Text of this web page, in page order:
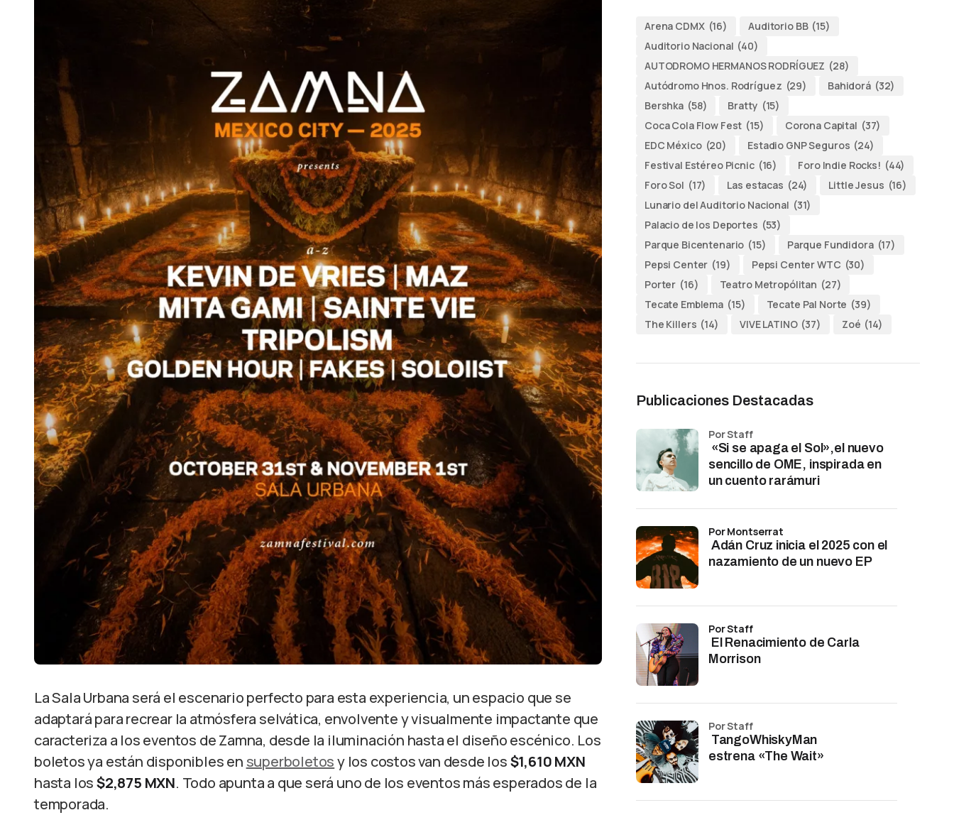
La Sala Urbana será el escenario perfecto para esta experiencia, un espacio que se
adaptará para recrear la atmósfera selvática, envolvente y visualmente impactante que
caracteriza a los eventos de Zamna, desde la iluminación hasta el diseño escénico. Los
boletos ya están disponibles en superboletosy los costos van desde los$1,610 MXN
hasta los$2,875 MXN. Todo apunta a que será uno de los eventos más esperados de la
temporada.
Arena CDMX (16) Auditorio BB (15)
Auditorio Nacional (40)
AUTODROMO HERMANOS RODRÍGUEZ (28)
Autódromo Hnos. Rodríguez (29) Bahidorá (32)
Bershka (58) Bratty (15)
Coca Cola Flow Fest (15) Corona Capital (37)
EDC México (20) Estadio GNP Seguros (24)
Festival Estéreo Picnic (16) Foro Indie Rocks! (44)
Foro Sol (17) Las estacas (24) Little Jesus (16)
Lunario del Auditorio Nacional (31)
Palacio de los Deportes (53)
Parque Bicentenario (15) Parque Fundidora (17)
Pepsi Center (19) Pepsi Center WTC (30)
Porter (16) Teatro Metropólitan (27)
Tecate Emblema (15) Tecate Pal Norte (39)
The Killers (14) VIVE LATINO (37) Zoé (14)
Publicaciones Destacadas
«Si se apaga el Sol»,el nuevo
sencillo de OME, inspirada en
un cuento rarámuri
por Staff
Adán Cruz inicia el 2025 con el
nazamiento de un nuevo EP
por Montserrat
El Renacimiento de Carla
Morrison
por Staff
TangoWhiskyMan
estrena «The Wait»
por Staff